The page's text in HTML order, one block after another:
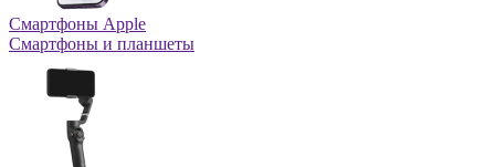
Смартфоны Apple
Смартфоны и планшеты